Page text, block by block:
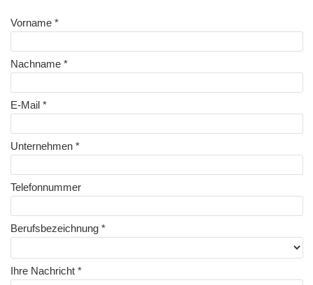
Vorname *
Nachname *
E-Mail *
Unternehmen *
Telefonnummer
Berufsbezeichnung *
Ihre Nachricht *